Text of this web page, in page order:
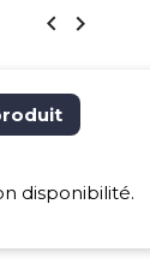
 
disponibilité.